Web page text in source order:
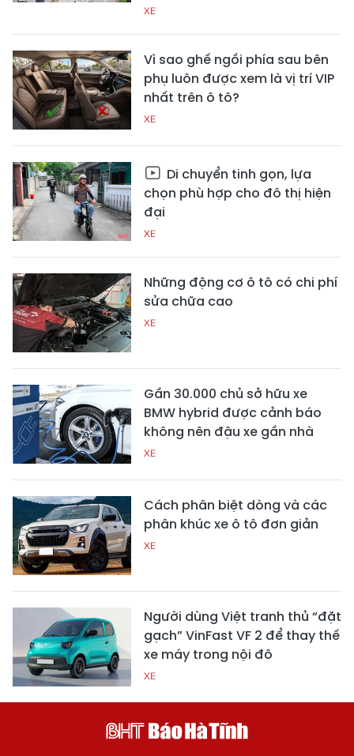
XE
Vì sao ghế ngồi phía sau bên
phụ luôn được xem là vị trí VIP
nhất trên ô tô?
XE
Di chuyển tinh gọn, lựa
chọn phù hợp cho đô thị hiện
đại
XE
Những động cơ ô tô có chi phí
sửa chữa cao
XE
Gần 30.000 chủ sở hữu xe
BMW hybrid được cảnh báo
không nên đậu xe gần nhà
XE
Cách phân biệt dòng và các
phân khúc xe ô tô đơn giản
XE
Người dùng Việt tranh thủ “đặt
gạch” VinFast VF 2 để thay thế
xe máy trong nội đô
XE